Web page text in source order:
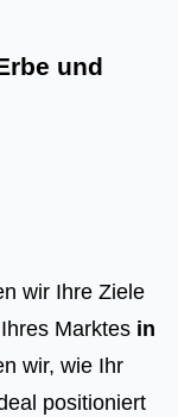
und
wir Ihre Ziele
Marktes in
wir, wie Ihr
positioniert